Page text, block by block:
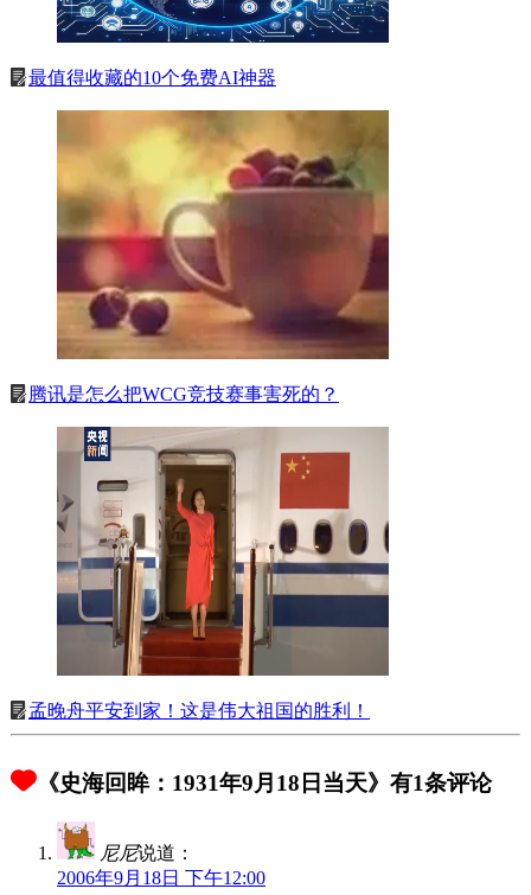
《史海回眸：1931年9月18日当天》有1条评论
尼尼说道：
2006年9月18日 下午12:00
最值得收藏的10个免费AI神器
腾讯是怎么把WCG竞技赛事害死的？
孟晚舟平安到家！这是伟大祖国的胜利！